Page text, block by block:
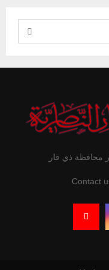
R
محافظة ذي قار
Contact